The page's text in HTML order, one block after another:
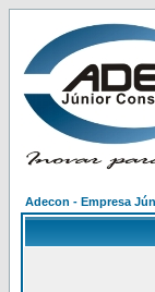
Adecon - Empresa